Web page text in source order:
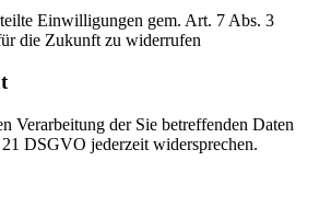
Einwilligungen gem. Art. 7 Abs. 3
die Zukunft zu widerrufen
Verarbeitung der Sie betreffenden Daten
DSGVO jederzeit widersprechen.